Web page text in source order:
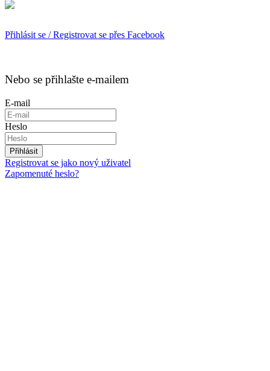
Přihlásit se / Registrovat se přes Facebook
Nebo se přihlašte e-mailem
E-mail
Heslo
Přihlásit
Registrovat se jako nový uživatel
Zapomenuté heslo?